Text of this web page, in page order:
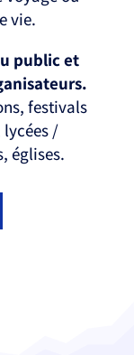
vie.
public et
festivals
/
églises.